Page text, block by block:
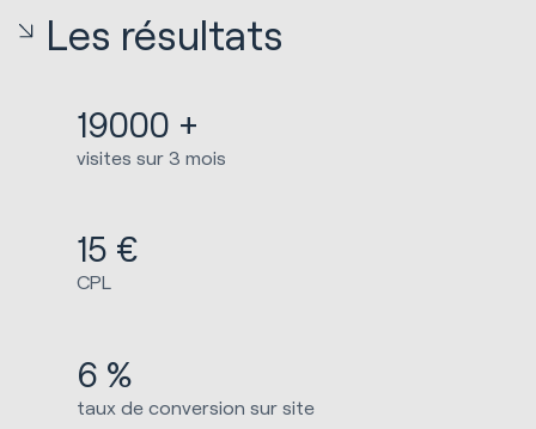
Les résultats
19000 +
visites sur 3 mois
15 €
CPL
6 %
taux de conversion sur site